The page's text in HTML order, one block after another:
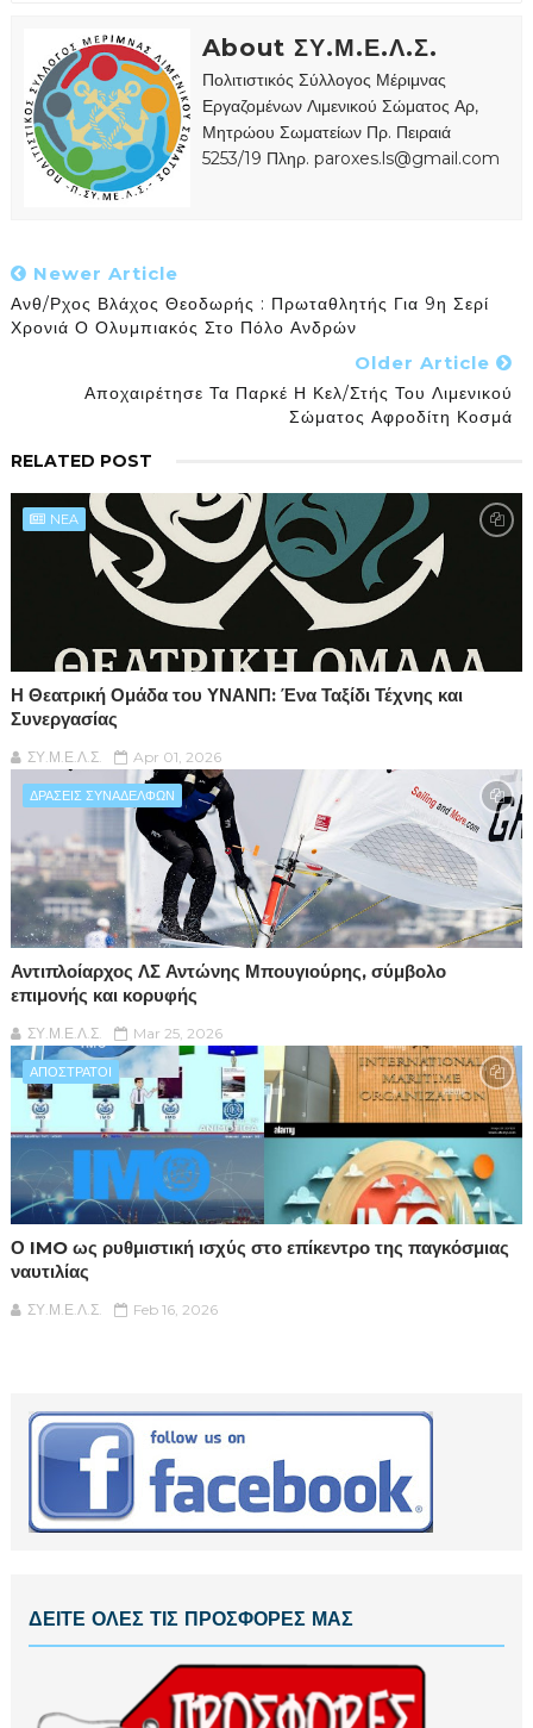
About ΣΥ.Μ.Ε.Λ.Σ.
Πολιτιστικός Σύλλογος Μέριμνας
Εργαζομένων Λιμενικού Σώματος Αρ,
Μητρώου Σωματείων Πρ. Πειραιά
5253/19 Πληρ. paroxes.ls@gmail.com
Newer Article
Ανθ/ρχος Βλάχος Θεοδωρής : Πρωταθλητής Για 9η Σερί
Χρονιά Ο Ολυμπιακός Στο Πόλο Ανδρών
Older Article
Αποχαιρέτησε Τα Παρκέ Η Κελ/στής Του Λιμενικού
Σώματος Αφροδίτη Κοσμά
RELATED POST
NEA
Η Θεατρική Ομάδα του ΥΝΑΝΠ: Ένα Ταξίδι Τέχνης και
Συνεργασίας
ΣΥ.Μ.Ε.Λ.Σ. Apr 01, 2026
ΔΡΑΣΕΙΣ ΣΥΝΑΔΕΛΦΩΝ
Αντιπλοίαρχος ΛΣ Αντώνης Μπουγιούρης, σύμβολο
επιμονής και κορυφής
ΣΥ.Μ.Ε.Λ.Σ. Mar 25, 2026
ΑΠΟΣΤΡΑΤΟΙ
Ο IMO ως ρυθμιστική ισχύς στο επίκεντρο της παγκόσμιας
ναυτιλίας
ΣΥ.Μ.Ε.Λ.Σ. Feb 16, 2026
ΔΕΙΤΕ ΟΛΕΣ ΤΙΣ ΠΡΟΣΦΟΡΕΣ ΜΑΣ